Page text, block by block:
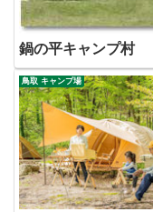
鍋の平キャンプ村
鳥取 キャンプ場